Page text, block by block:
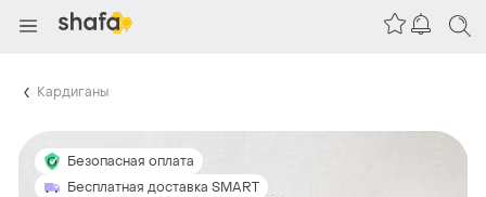
Кардиганы
Безопасная оплата
Бесплатная доставка SMART